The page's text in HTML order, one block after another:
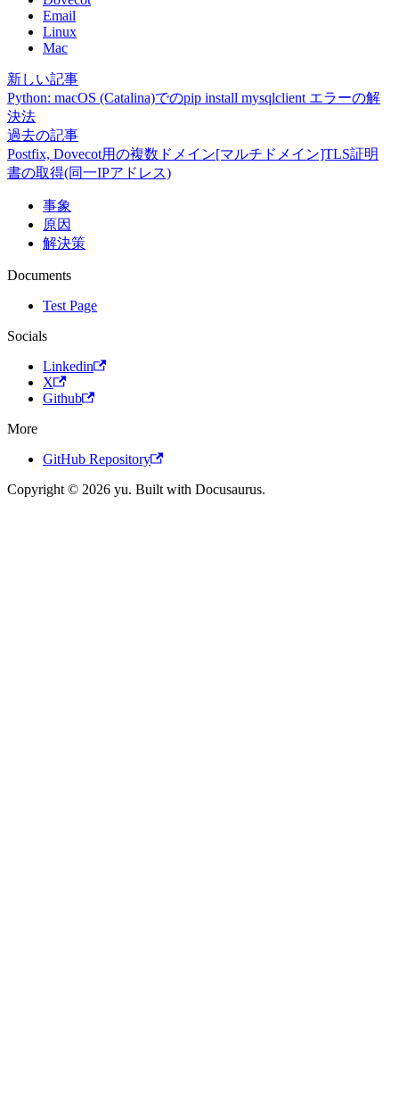
Email
Linux
Mac
新しい記事
Python: macOS (Catalina)でのpip install mysqlclient エラーの解
決法
過去の記事
Postfix, Dovecot用の複数ドメイン[マルチドメイン]TLS証明
書の取得(同一IPアドレス)
事象
原因
解決策
Documents
Test Page
Socials
Linkedin
X
Github
More
GitHub Repository
Copyright © 2026 yu. Built with Docusaurus.